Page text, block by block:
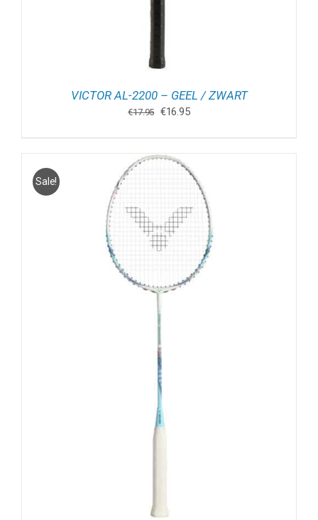
VICTOR AL-2200 – GEEL / ZWART
€17.95 Oorspronkelijke
€17.95.
€16.95Huidige
Sale!